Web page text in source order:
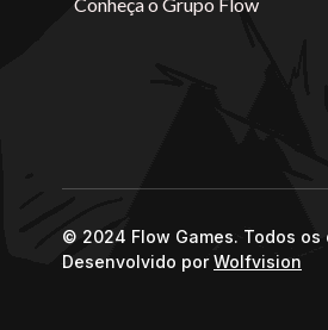
© 2024 Flow Games. Todos
Desenvolvido porWolfvision